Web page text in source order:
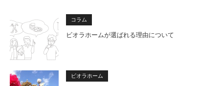
コラム
ビオラホームが選ばれる理由について
ビオラホーム